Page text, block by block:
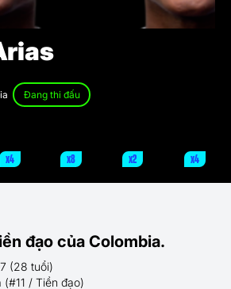
Đang thi đấu
x4 x8 x2 x4
đạo của Colombia.
(28 tuổi)
/ Tiền đạo)